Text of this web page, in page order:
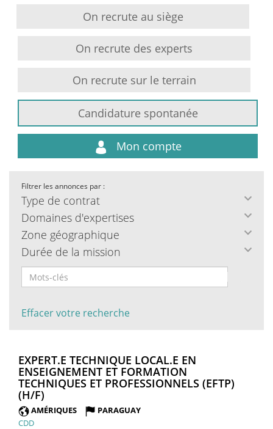
On recrute au siège
On recrute des experts
On recrute sur le terrain
Candidature spontanée
Mon compte
Filtrer les annonces par :
Type de contrat
Domaines d'expertises
Zone géographique
Durée de la mission
Effacer votre recherche
EXPERT.E TECHNIQUE LOCAL.E EN
ENSEIGNEMENT ET FORMATION
TECHNIQUES ET PROFESSIONNELS (EFTP)
(H/F) (NOUVELLE
FENÊTRE)
AMÉRIQUES
PARAGUAY
CDD